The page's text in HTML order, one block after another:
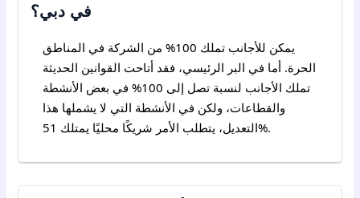
في دبي؟
يمكن للأجانب تملك 100% من الشركة في المناطق
الحرة. أما في البر الرئيسي، فقد أتاحت القوانين الحديثة
تملك الأجانب لنسبة تصل إلى 100% في بعض الأنشطة
والقطاعات، ولكن في الأنشطة التي لا يشملها هذا
التعديل، يتطلب الأمر شريكًا محليًا يمتلك 51%.